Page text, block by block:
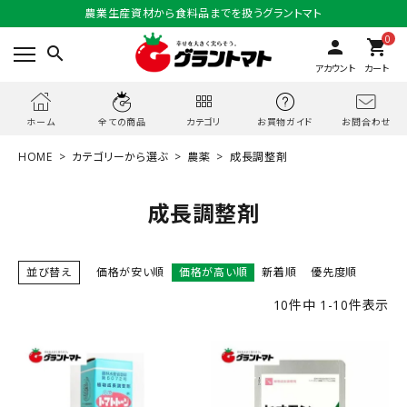
農業生産資材から食料品までを扱うグラントマト
search person
アカウント
0
shopping_cart
カート
ホーム 全ての商品 カテゴリ お買物ガイド お問合わせ
HOME カテゴリーから選ぶ 農薬 成長調整剤
成長調整剤
並び替え 価格が安い順 価格が高い順 新着順 優先度順
10件中 1 -10件表示